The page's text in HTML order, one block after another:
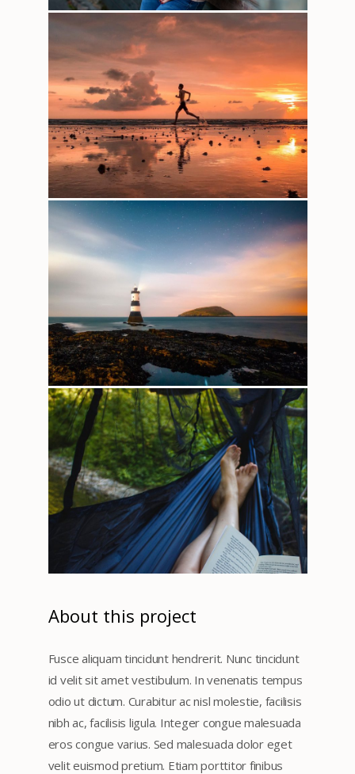
About this project
Fusce aliquam tincidunt hendrerit. Nunc tincidunt
id velit sit amet vestibulum. In venenatis tempus
odio ut dictum. Curabitur ac nisl molestie, facilisis
nibh ac, facilisis ligula. Integer congue malesuada
eros congue varius. Sed malesuada dolor eget
velit euismod pretium. Etiam porttitor finibus